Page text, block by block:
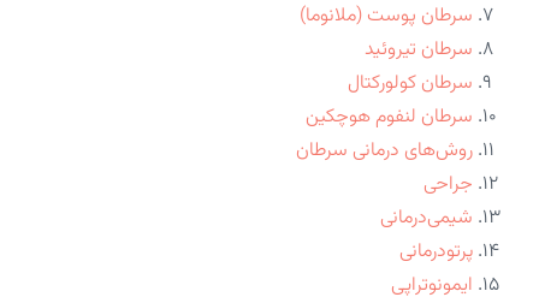
سرطان پوست (ملانوما)
سرطان تیروئید
سرطان کولورکتال
سرطان لنفوم هوچکین
روش‌های درمانی سرطان
جراحی
شیمی‌درمانی
پرتودرمانی
ایمونوتراپی